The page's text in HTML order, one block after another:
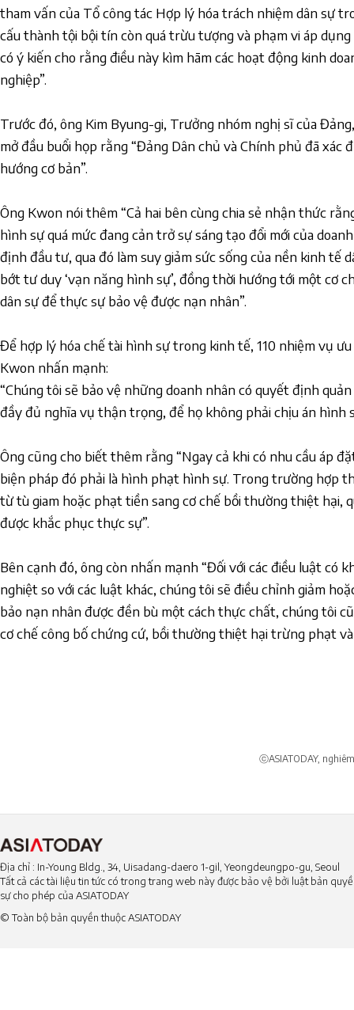
tham vấn của Tổ công tác Hợp lý hóa trách nhiệm dân sự
cấu thành tội bội tín còn quá trừu tượng và phạm vi áp
có ý kiến cho rằng điều này kìm hãm các hoạt động kinh
nghiệp”.
Trước đó, ông Kim Byung-gi, Trưởng nhóm nghị sĩ của
mở đầu buổi họp rằng “Đảng Dân chủ và Chính phủ đã xác
hướng cơ bản”.
Ông Kwon nói thêm “Cả hai bên cùng chia sẻ nhận thức
hình sự quá mức đang cản trở sự sáng tạo đổi mới của
định đầu tư, qua đó làm suy giảm sức sống của nền kinh tế
bớt tư duy ‘vạn năng hình sự’, đồng thời hướng tới một cơ
dân sự để thực sự bảo vệ được nạn nhân”.
Để hợp lý hóa chế tài hình sự trong kinh tế, 110 nhiệm vụ
Kwon nhấn mạnh:
“Chúng tôi sẽ bảo vệ những doanh nhân có quyết định
đầy đủ nghĩa vụ thận trọng, để họ không phải chịu án hình
Ông cũng cho biết thêm rằng “Ngay cả khi có nhu cầu áp
biện pháp đó phải là hình phạt hình sự. Trong trường hợp
từ tù giam hoặc phạt tiền sang cơ chế bồi thường thiệt hại,
được khắc phục thực sự”.
Bên cạnh đó, ông còn nhấn mạnh “Đối với các điều luật có
nghiệt so với các luật khác, chúng tôi sẽ điều chỉnh giảm
bảo nạn nhân được đền bù một cách thực chất, chúng tôi
cơ chế công bố chứng cứ, bồi thường thiệt hại trừng phạt
ⓒASIATODAY,
Địa chỉ : In-Young Bldg., 34, Uisadang-daero 1-gil, Yeongdeungpo-gu, Seoul
Tất cả các tài liệu tin tức có trong trang web này được bảo vệ bởi luật bản
sự cho phép của ASIATODAY
© Toàn bộ bản quyền thuộc ASIATODAY